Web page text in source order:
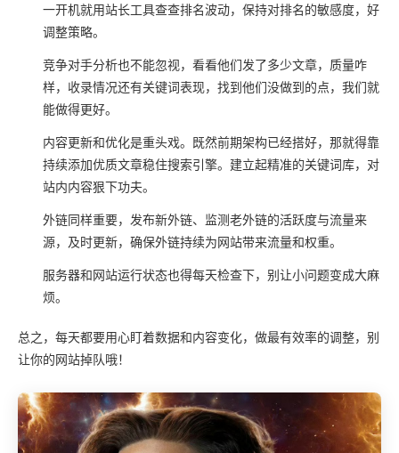
一开机就用站长工具查查排名波动，保持对排名的敏感度，好
调整策略。
竞争对手分析也不能忽视，看看他们发了多少文章，质量咋
样，收录情况还有关键词表现，找到他们没做到的点，我们就
能做得更好。
内容更新和优化是重头戏。既然前期架构已经搭好，那就得靠
持续添加优质文章稳住搜索引擎。建立起精准的关键词库，对
站内内容狠下功夫。
外链同样重要，发布新外链、监测老外链的活跃度与流量来
源，及时更新，确保外链持续为网站带来流量和权重。
服务器和网站运行状态也得每天检查下，别让小问题变成大麻
烦。
总之，每天都要用心盯着数据和内容变化，做最有效率的调整，别
让你的网站掉队哦！